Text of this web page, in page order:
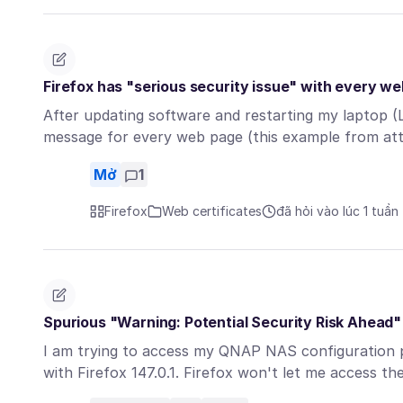
Firefox has "serious security issue" with every
After updating software and restarting my laptop
message for every web page (this example from
Mở 1
Firefox Web certificates đã hỏi vào lúc 1
Spurious "Warning: Potential Security Risk
I am trying to access my QNAP NAS
with Firefox 147.0.1. Firefox won't let me access